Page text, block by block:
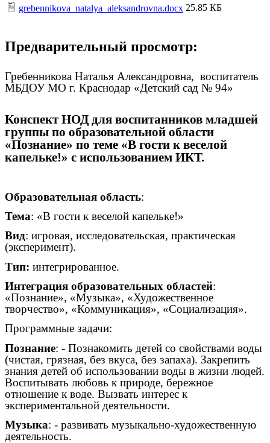
grebennikova_natalya_aleksandrovna.docx 25.85 КБ
Предварительный просмотр:
Гребенникова Наталья Александровна, воспитатель
МБДОУ МО г. Краснодар «Детский сад № 94»
Конспект НОД для воспитанников младшей
группы по образовательной области
«Познание» по теме «В гости к веселой
капельке!» с использованием ИКТ.
Образовательная область:
Тема: «В гости к веселой капельке!»
Вид: игровая, исследовательская, практическая
(эксперимент).
Тип: интегрированное.
Интеграция образовательных областей:
«Познание», «Музыка», «Художественное
творчество», «Коммуникация», «Социализация».
Программные задачи:
Познание: - Познакомить детей со свойствами воды
(чистая, грязная, без вкуса, без запаха). Закрепить
знания детей об использовании воды в жизни людей.
Воспитывать любовь к природе, бережное
отношение к воде. Вызвать интерес к
экспериментальной деятельности.
Музыка: - развивать музыкально-художественную
деятельность.